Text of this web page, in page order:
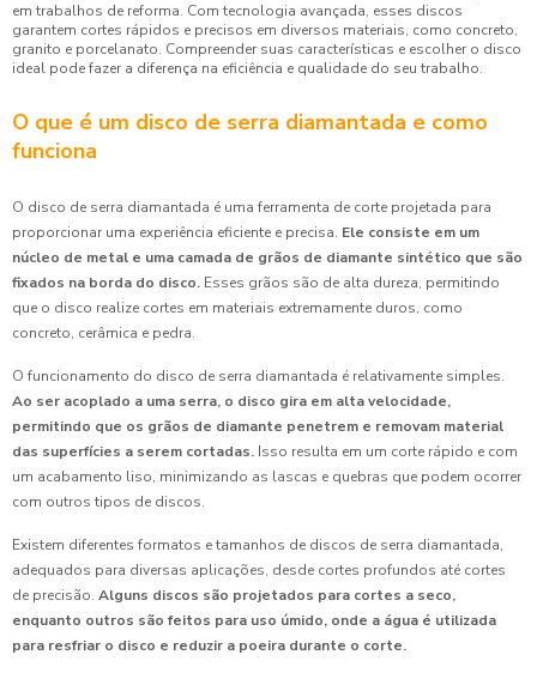
em trabalhos de reforma. Com tecnologia avançada, esses discos
garantem cortes rápidos e precisos em diversos materiais, como concreto,
granito e porcelanato. Compreender suas características e escolher o disco
ideal pode fazer a diferença na eficiência e qualidade do seu trabalho.
O que é um disco de serra diamantada e como
funciona
O disco de serra diamantada é uma ferramenta de corte projetada para
proporcionar uma experiência eficiente e precisa. Ele consiste em um
núcleo de metal e uma camada de grãos de diamante sintético que são
fixados na borda do disco. Esses grãos são de alta dureza, permitindo
que o disco realize cortes em materiais extremamente duros, como
concreto, cerâmica e pedra.
O funcionamento do disco de serra diamantada é relativamente simples.
Ao ser acoplado a uma serra, o disco gira em alta velocidade,
permitindo que os grãos de diamante penetrem e removam material
das superfícies a serem cortadas. Isso resulta em um corte rápido e com
um acabamento liso, minimizando as lascas e quebras que podem ocorrer
com outros tipos de discos.
Existem diferentes formatos e tamanhos de discos de serra diamantada,
adequados para diversas aplicações, desde cortes profundos até cortes
de precisão. Alguns discos são projetados para cortes a seco,
enquanto outros são feitos para uso úmido, onde a água é utilizada
para resfriar o disco e reduzir a poeira durante o corte.